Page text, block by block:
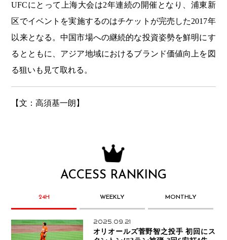
UFCにとって上海大会は2年連続の開催となり、浦東新
区でイベントを実施するのはチケットが完売した2017年
以来となる。中国市場への継続的な投資姿勢を鮮明にす
るとともに、アジア地域におけるブランド価値向上を図
る狙いも見て取れる。
【文：高須基一朗】
ACCESS RANKING
24H WEEKLY MONTHLY
2025.09.21
オリオールズ菅野智之投手 初回にス